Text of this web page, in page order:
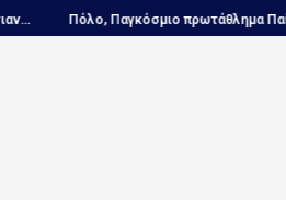
Πόλο, Παγκόσμιο πρωτάθλημα Παίδων:...